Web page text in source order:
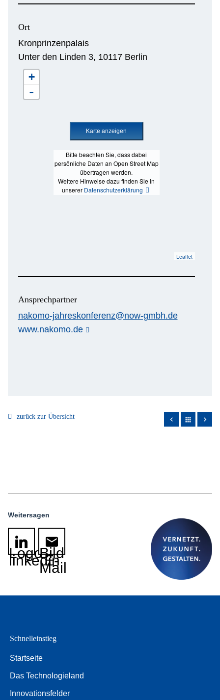
Ort
Kronprinzenpalais
Unter den Linden 3, 10117 Berlin
Bitte beachten Sie, dass dabei
persönliche Daten an Open Street Map
übertragen werden.
Weitere Hinweise dazu finden Sie in
unserer Datenschutzerklärung
+
-
Leaflet
Ansprechpartner
nakomo-jahreskonferenz@now-gmbh.de
www.nakomo.de
zurück zur Übersicht apps
Weitersagen
Logo
linkedin
Bild
E-
Mail
Schnelleinstieg
Startseite
Das Technologieland
Innovationsfelder